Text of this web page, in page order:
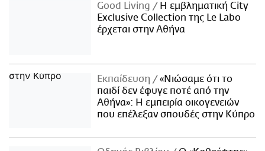
Good Living
Η εμβληματική City
Exclusive Collection της Le Labo
έρχεται στην Αθήνα
Εκπαίδευση
«Νιώσαμε ότι το
παιδί δεν έφυγε ποτέ από την
Αθήνα»: Η εμπειρία οικογενειών
που επέλεξαν σπουδές στην Κύπρο